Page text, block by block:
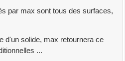
par max sont tous des surfaces,
d'un solide, max retournera ce
...